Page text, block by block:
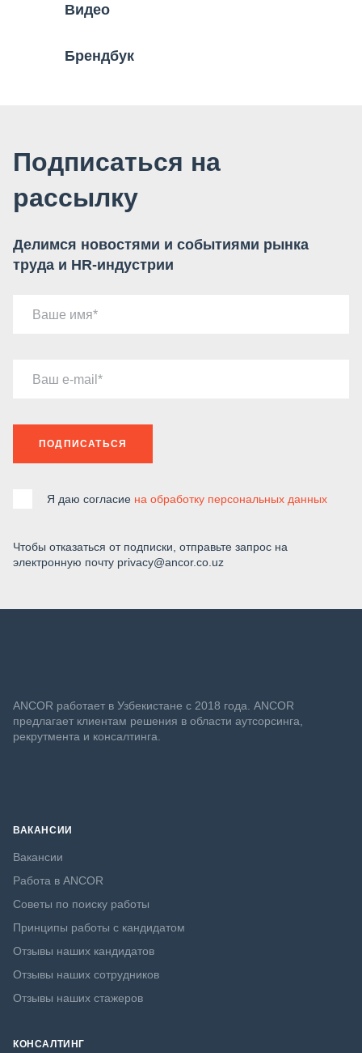
Видео
Брендбук
Подписаться на
рассылку
Делимся новостями и событиями рынка
труда и HR-индустрии
Ваше имя
Ваш e-mail
ПОДПИСАТЬСЯ
Я даю согласие на обработку персональных данных
Чтобы отказаться от подписки, отправьте запрос на
электронную почту privacy@ancor.co.uz
ANСOR работает в Узбекистане с 2018 года. ANCOR
предлагает клиентам решения в области аутсорсинга,
рекрутмента и консалтинга.
ВАКАНСИИ
Вакансии
Работа в ANCOR
Советы по поиску работы
Принципы работы с кандидатом
Отзывы наших кандидатов
Отзывы наших сотрудников
Отзывы наших стажеров
КОНСАЛТИНГ